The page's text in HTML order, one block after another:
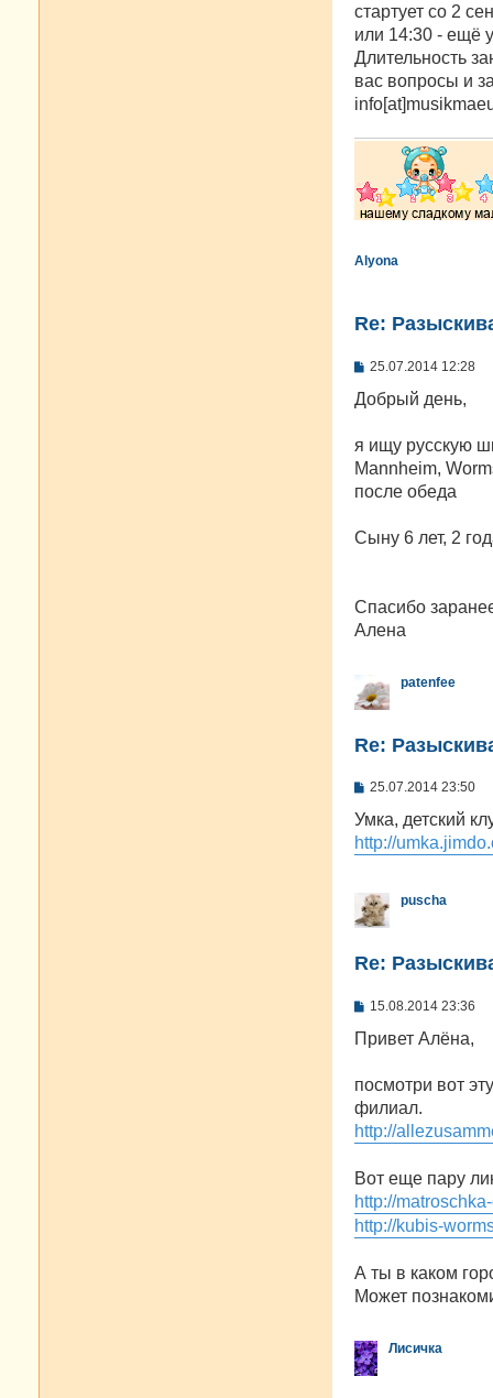
стартует со 2
или 14:30 - ещё
Длительность
вас вопросы и
Alyona
Re:
С
о
б
е
и
е
25.07.2014 12:28
Добрый день,
я ищу русскую
Mannheim,
после обеда
Сыну 6 лет, 2
Спасибо
Алена
patenfee
Re:
С
о
щ
и
е
25.07.2014 23:50
Умка, детский
http://
puscha
Re:
С
о
б
е
и
е
15.08.2014 23:36
Привет Алёна,
посмотри вот
филиал.
http://
Вот еще пару
http://
http://kubis-
А ты в каком
Может
Лисичка